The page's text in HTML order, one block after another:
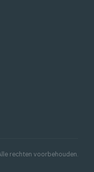
rechten voorbehouden.